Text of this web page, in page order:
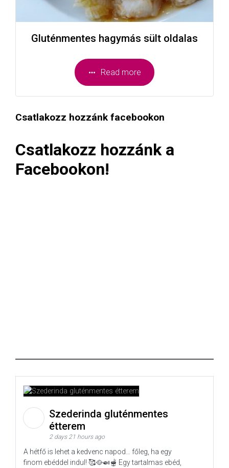
Gluténmentes hagymás sült oldalas
Read more
Csatlakozz hozzánk facebookon
Csatlakozz hozzánk a
Facebookon!
Szederinda gluténmentes
étterem
2 days 21 hours ago
A hétfő is lehet a kedvenc napod… főleg, ha egy
finom ebéddel indul! 🥰🥘🍛🫕 Egy tartalmas ebéd,